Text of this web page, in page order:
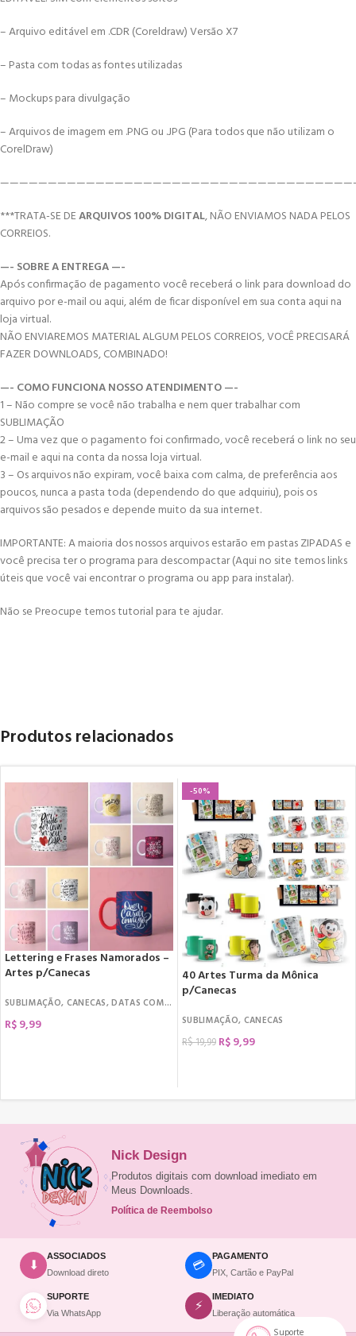
– Arquivo editável em .CDR (Coreldraw) Versão X7
– Pasta com todas as fontes utilizadas
– Mockups para divulgação
– Arquivos de imagem em .PNG ou .JPG (Para todos que não utilizam o
CorelDraw)
***TRATA-SE DEARQUIVOS 100% DIGITAL, NÃO ENVIAMOS NADA PELOS
CORREIOS.
—- SOBRE A ENTREGA —-
Após confirmação de pagamento você receberá o link para download do
arquivo por e-mail ou aqui, além de ficar disponível em sua conta aqui na
loja virtual.
NÃO ENVIAREMOS MATERIAL ALGUM PELOS CORREIOS, VOCÊ PRECISARÁ
FAZER DOWNLOADS, COMBINADO!
—- COMO FUNCIONA NOSSO ATENDIMENTO —-
1 – Não compre se você não trabalha e nem quer trabalhar com
SUBLIMAÇÃO
2 – Uma vez que o pagamento foi confirmado, você receberá o link no seu
e-mail e aqui na conta da nossa loja virtual.
3 – Os arquivos não expiram, você baixa com calma, de preferência aos
poucos, nunca a pasta toda (dependendo do que adquiriu), pois os
arquivos são pesados e depende muito da sua internet.
IMPORTANTE: A maioria dos nossos arquivos estarão em pastas ZIPADAS e
você precisa ter o programa para descompactar (Aqui no site temos links
úteis que você vai encontrar o programa ou app para instalar).
Não se Preocupe temos tutorial para te ajudar.
Produtos relacionados
Lettering e Frases Namorados –
Artes p/Canecas
SUBLIMAÇÃO, CANECAS,DATAS COMEMORATIVAS
R$9,99
-50%
40 Artes Turma da Mônica
p/Canecas
SUBLIMAÇÃO, CANECAS
R$19,99 R$9,99
Suporte
Nick Design
Produtos digitais com download imediato em
Meus Downloads.
Política de Reembolso
⬇
ASSOCIADOS
Download direto
💳
PAGAMENTO
PIX, Cartão e PayPal
SUPORTE
Via WhatsApp
⚡
IMEDIATO
Liberação automática